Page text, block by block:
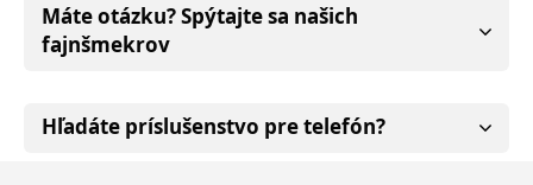
Máte otázku? Spýtajte sa našich
fajnšmekrov
Hľadáte príslušenstvo pre telefón?